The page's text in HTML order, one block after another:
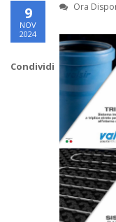
9
NOV
2024
Condividi
Ora